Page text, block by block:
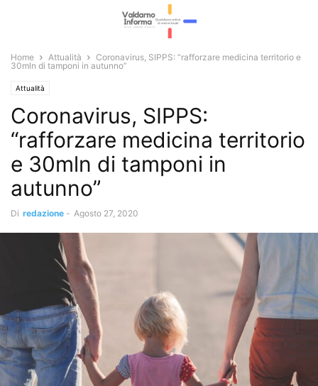
Home Attualità
Coronavirus, SIPPS: “rafforzare medicina territorio e
30mln di tamponi in autunno”
Attualità
Coronavirus, SIPPS:
“rafforzare medicina territorio
e 30mln di tamponi in
autunno”
Di redazione - Agosto 27, 2020